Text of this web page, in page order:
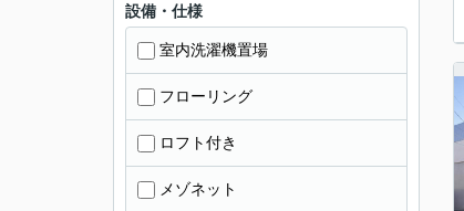
設備・仕様
室内洗濯機置場
フローリング
ロフト付き
メゾネット